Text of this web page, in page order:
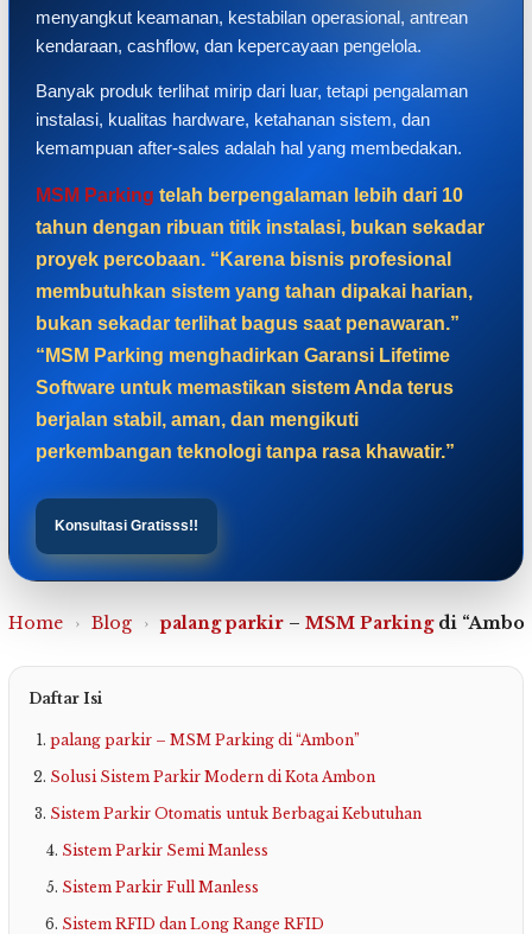
menyangkut keamanan, kestabilan operasional, antrean
kendaraan, cashflow, dan kepercayaan pengelola.
Banyak produk terlihat mirip dari luar, tetapi pengalaman
instalasi, kualitas hardware, ketahanan sistem, dan
kemampuan after-sales adalah hal yang membedakan.
MSM Parking telah berpengalaman lebih dari 10
tahun dengan ribuan titik instalasi, bukan sekadar
proyek percobaan. “Karena bisnis profesional
membutuhkan sistem yang tahan dipakai harian,
bukan sekadar terlihat bagus saat penawaran.”
“MSM Parking menghadirkan Garansi Lifetime
Software untuk memastikan sistem Anda terus
berjalan stabil, aman, dan mengikuti
perkembangan teknologi tanpa rasa khawatir.”
Konsultasi Gratisss!!
Home › Blog › palang parkir – MSM Parkingdi
Daftar Isi
palang parkir – MSM Parking di “Ambon”
Solusi Sistem Parkir Modern di Kota Ambon
Sistem Parkir Otomatis untuk Berbagai Kebutuhan
Sistem Parkir Semi Manless
Sistem Parkir Full Manless
Sistem RFID dan Long Range RFID